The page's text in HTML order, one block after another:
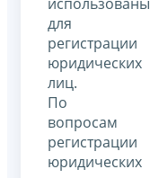
для
регистрации
юридических
лиц.
По
вопросам
регистрации
юридических